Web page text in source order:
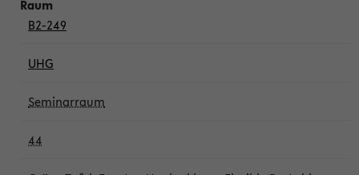
B2-249
UHG
Seminarraum
44